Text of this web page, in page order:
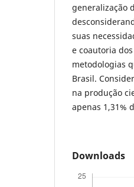
generalização
suas
e coautoria
metodologias
Brasil.
na produção
apenas 1,31%
Downloads